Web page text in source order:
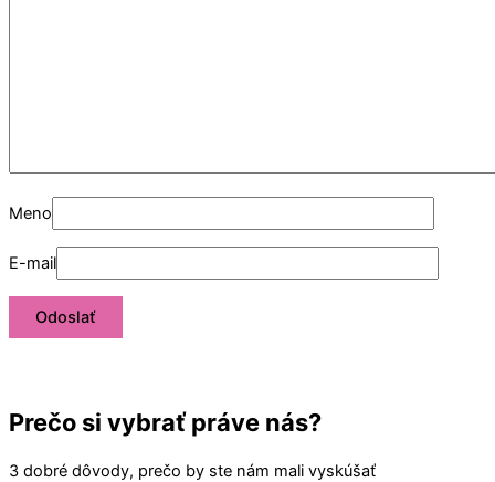
Meno
E-mail
Prečo si vybrať práve nás?
3 dobré dôvody, prečo by ste nám mali vyskúšať